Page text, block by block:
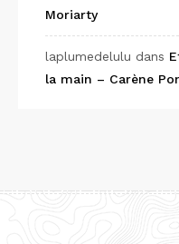
Moriarty
laplumedelulu dans
la main – Carène